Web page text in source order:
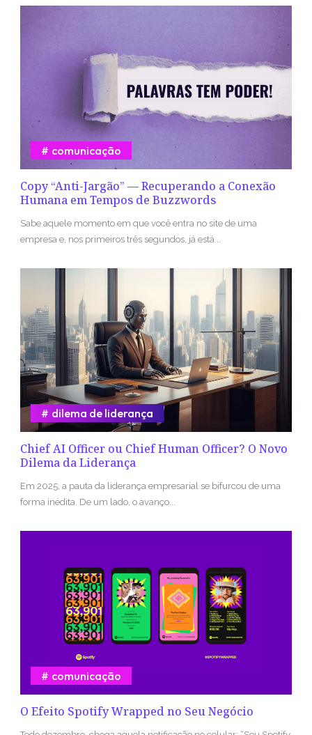
Copy “Anti-Jargão” — Recuperando a Conexão
Humana em Tempos de Buzzwords
comunicação
Sabe aquele momento em que você entra no site de uma
empresa e, nos primeiros três segundos, já está...
Chief AI Officer ou Chief Human Officer? O Novo
Dilema da Liderança
dilema de liderança
Em 2025, a pauta da liderança empresarial se bifurcou de uma
forma inédita. De um lado, o avanço...
O Efeito Spotify Wrapped no Seu Negócio
comunicação